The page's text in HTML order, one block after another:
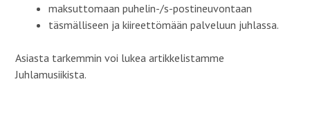
maksuttomaan puhelin-/s-postineuvontaan
täsmälliseen ja kiireettömään palveluun juhlassa.
Asiasta tarkemmin voi lukea artikkelistamme
Juhlamusiikista.